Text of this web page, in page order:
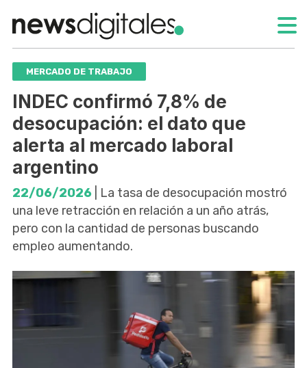
MERCADO DE TRABAJO
INDEC confirmó 7,8% de
desocupación: el dato que
alerta al mercado laboral
argentino
22/06/2026 | La tasa de desocupación mostró
una leve retracción en relación a un año atrás,
pero con la cantidad de personas buscando
empleo aumentando.